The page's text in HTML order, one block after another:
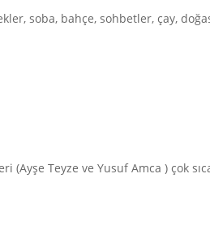
soba, bahçe, sohbetler, çay,
Teyze ve Yusuf Amca ) çok